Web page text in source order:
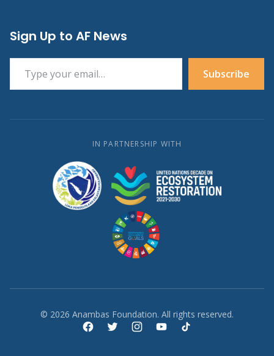
Sign Up to AF News
Type your email…
Subscribe
IN PARTNERSHIP WITH
© 2026 Anambas Foundation. All rights reserved.